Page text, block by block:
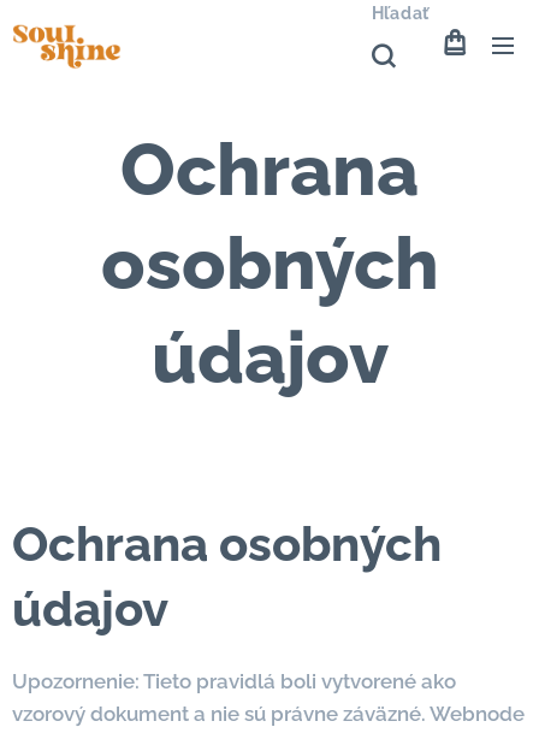
Hľadať
Ochrana
osobných
údajov
Ochrana osobných
údajov
Upozornenie: Tieto pravidlá boli vytvorené ako
vzorový dokument a nie sú právne záväzné. Webnode